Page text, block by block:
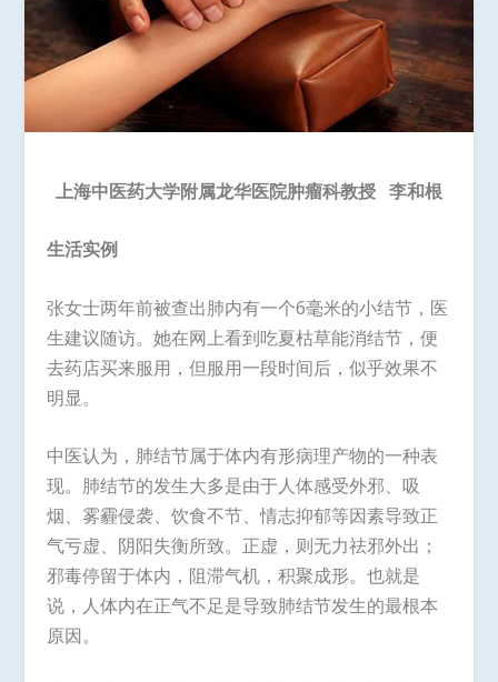
上海中医药大学附属龙华医院肿瘤科教授 李和根
生活实例
张女士两年前被查出肺内有一个6毫米的小结节，医
生建议随访。她在网上看到吃夏枯草能消结节，便
去药店买来服用，但服用一段时间后，似乎效果不
明显。
中医认为，肺结节属于体内有形病理产物的一种表
现。肺结节的发生大多是由于人体感受外邪、吸
烟、雾霾侵袭、饮食不节、情志抑郁等因素导致正
气亏虚、阴阳失衡所致。正虚，则无力祛邪外出；
邪毒停留于体内，阻滞气机，积聚成形。也就是
说，人体内在正气不足是导致肺结节发生的最根本
原因。